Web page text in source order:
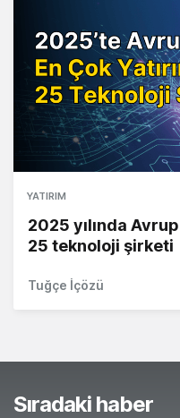
YATIRIM
2025 yılında
25 teknoloji şirketi
Tuğçe İçözü
Sıradaki haber